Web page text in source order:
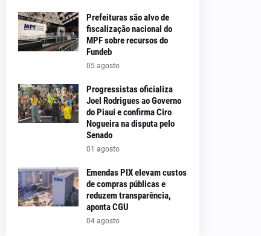
Prefeituras são alvo de
fiscalização nacional do
MPF sobre recursos do
Fundeb
05 agosto
Progressistas oficializa
Joel Rodrigues ao Governo
do Piauí e confirma Ciro
Nogueira na disputa pelo
Senado
01 agosto
Emendas PIX elevam custos
de compras públicas e
reduzem transparência,
aponta CGU
04 agosto